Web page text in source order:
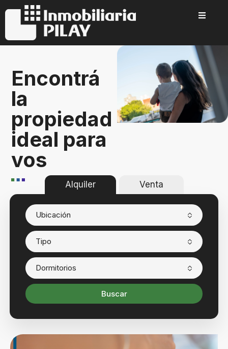
Encontrá
la
propiedad
ideal para
vos
Alquiler Venta
Ubicación
Tipo
Dormitorios
Buscar